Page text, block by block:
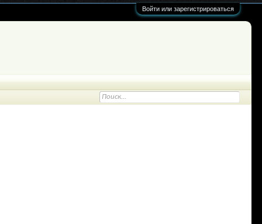
Войти или зарегистрироваться